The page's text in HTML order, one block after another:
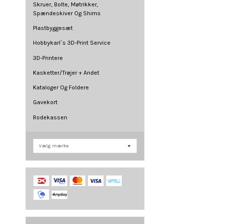
Skruer, Bolte, Møtrikker,
Spændeskiver Og Shims
Plastbyggesæt
Hobbykarl´s 3D-Print Service
3D-Printere
Kasketter/Trøjer + Andet
Kataloger Og Foldere
Gavekort
Rodekassen